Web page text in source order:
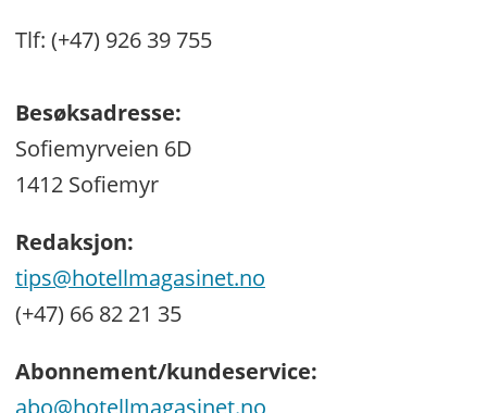
Tlf: (+47) 926 39 755
Besøksadresse:
Sofiemyrveien 6D
1412 Sofiemyr
Redaksjon:
tips@hotellmagasinet.no
(+47) 66 82 21 35
Abonnement/kundeservice: